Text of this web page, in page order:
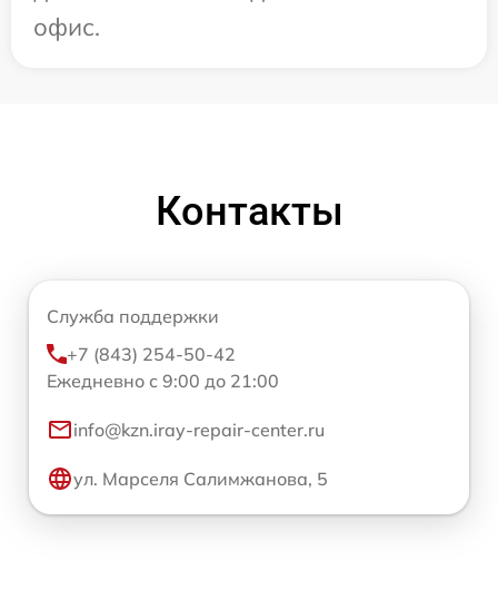
офис.
Контакты
Служба поддержки
+7 (843) 254-50-42
Ежедневно с 9:00 до 21:00
info@kzn.iray-repair-center.ru
ул. Марселя Салимжанова, 5